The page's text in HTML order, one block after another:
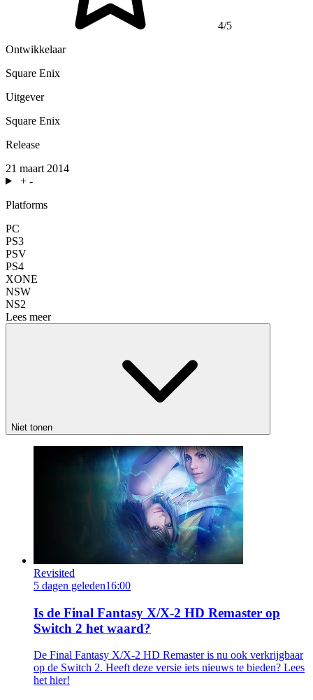
4/5
Ontwikkelaar
Square Enix
Uitgever
Square Enix
Release
21 maart 2014
+ -
Platforms
PC
PS3
PSV
PS4
XONE
NSW
NS2
Lees meer
Niet tonen
Revisited
5 dagen geleden16:00
Is de Final Fantasy X/X-2 HD Remaster op
Switch 2 het waard?
De Final Fantasy X/X-2 HD Remaster is nu ook verkrijgbaar
op de Switch 2. Heeft deze versie iets nieuws te bieden? Lees
het hier!